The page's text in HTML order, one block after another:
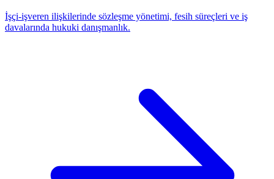
İşçi-işveren ilişkilerinde sözleşme yönetimi, fesih süreçleri ve iş
davalarında hukuki danışmanlık.